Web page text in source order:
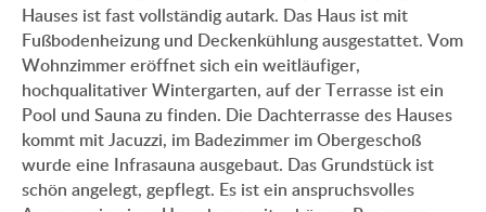
Hauses ist fast vollständig autark. Das Haus ist mit
Fußbodenheizung und Deckenkühlung ausgestattet. Vom
Wohnzimmer eröffnet sich ein weitläufiger,
hochqualitativer Wintergarten, auf der Terrasse ist ein
Pool und Sauna zu finden. Die Dachterrasse des Hauses
kommt mit Jacuzzi, im Badezimmer im Obergeschoß
wurde eine Infrasauna ausgebaut. Das Grundstück ist
schön angelegt, gepflegt. Es ist ein anspruchsvolles